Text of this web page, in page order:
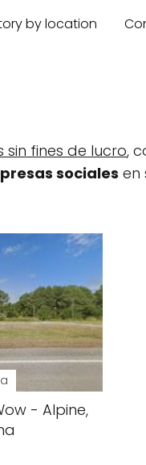
by location
fines de lucro,
sociales en
- Alpine,